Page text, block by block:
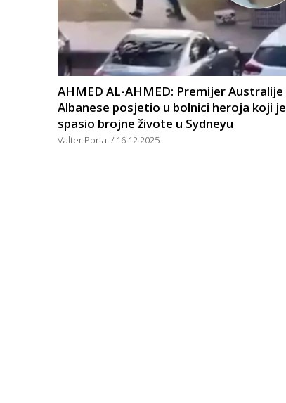
AHMED AL-AHMED: Premijer Australije
Albanese posjetio u bolnici heroja koji je
spasio brojne živote u Sydneyu
Valter Portal 16.12.2025